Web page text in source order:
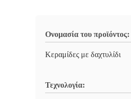
Ονομασία του προϊόντος:
Κεραμίδες με δαχτυλίδι
Τεχνολογία: